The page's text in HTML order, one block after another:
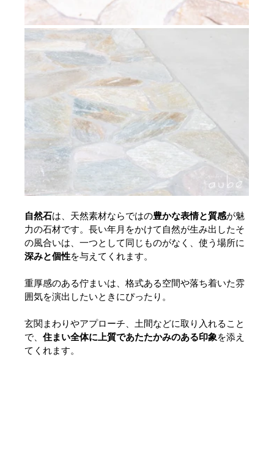
自然石は、天然素材ならではの豊かな表情と質感が魅
力の石材です。長い年月をかけて自然が生み出したそ
の風合いは、一つとして同じものがなく、使う場所に
深みと個性を与えてくれます。
重厚感のある佇まいは、格式ある空間や落ち着いた雰
囲気を演出したいときにぴったり。
玄関まわりやアプローチ、土間などに取り入れること
で、住まい全体に上質であたたかみのある印象 を添え
てくれます。